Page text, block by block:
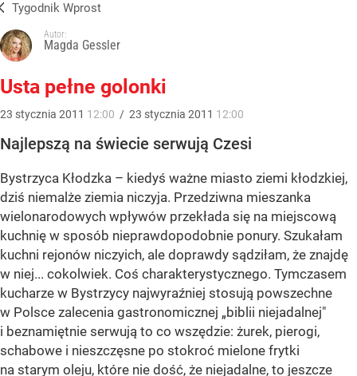
Tygodnik Wprost
Autor:
Magda Gessler
Usta pełne golonki
23 stycznia 2011 12:00 / 23 stycznia 2011 12:00
Najlepszą na świecie serwują Czesi
Bystrzyca Kłodzka – kiedyś ważne miasto ziemi kłodzkiej,
dziś niemalże ziemia niczyja. Przedziwna mieszanka
wielonarodowych wpływów przekłada się na miejscową
kuchnię w sposób nieprawdopodobnie ponury. Szukałam
kuchni rejonów niczyich, ale doprawdy sądziłam, że znajdę
w niej... cokolwiek. Coś charakterystycznego. Tymczasem
kucharze w Bystrzycy najwyraźniej stosują powszechne
w Polsce zalecenia gastronomicznej „biblii niejadalnej"
i beznamiętnie serwują to co wszędzie: żurek, pierogi,
schabowe i nieszczęsne po stokroć mielone frytki
na starym oleju, które nie dość, że niejadalne, to jeszcze